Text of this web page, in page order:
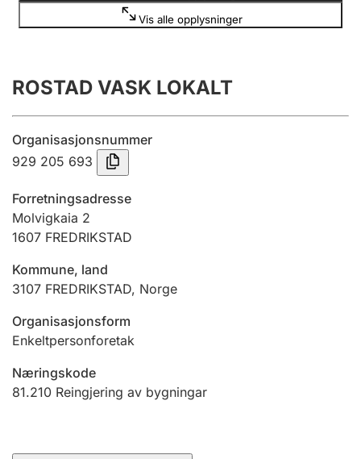
Årsrekneskap
Innsending og forseinkingsgebyr
Jeger
Ektepaktrettleiaren
Andre tema
Vis alle opplysninger
ROSTAD VASK LOKALT
Organisasjonsnummer
929 205 693
Forretningsadresse
Molvigkaia 2
1607 FREDRIKSTAD
Kommune, land
3107 FREDRIKSTAD, Norge
Organisasjonsform
Enkeltpersonforetak
Næringskode
81.210 Reingjering av bygningar